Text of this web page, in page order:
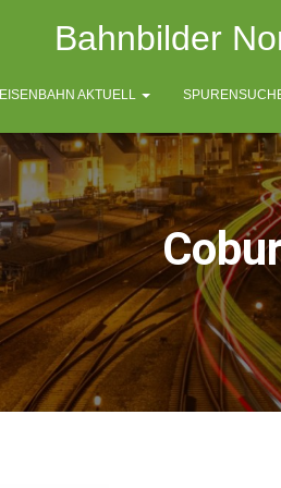
Bahnbilder
EISENBAHN AKTUELL